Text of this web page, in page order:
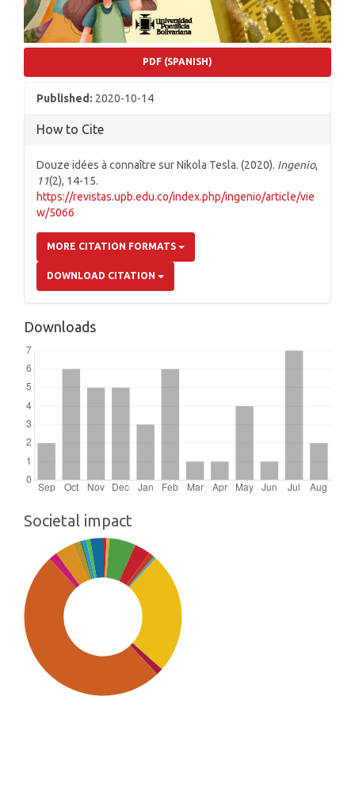
PDF (SPANISH)
Published: 2020-10-14
How to Cite
Douze idées à connaître sur Nikola Tesla. (2020). Ingenio,
11(2), 14-15.
https://revistas.upb.edu.co/index.php/ingenio/article/vie
w/5066
MORE CITATION FORMATS
DOWNLOAD CITATION
Downloads
Societal impact